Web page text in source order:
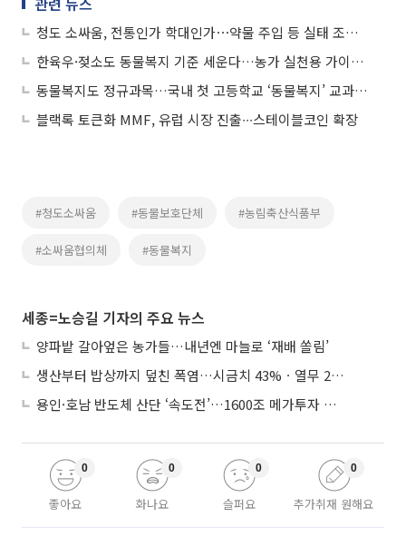
청도 소싸움, 전통인가 학대인가⋯약물 주입 등 실태 조사 진행
한육우·젖소도 동물복지 기준 세운다…농가 실천용 가이드라인 배포
동물복지도 정규과목…국내 첫 고등학교 ‘동물복지’ 교과서 나온다
블랙록 토큰화 MMF, 유럽 시장 진출∙∙∙스테이블코인 확장
#청도소싸움 #동물보호단체 #농림축산식품부
#소싸움협의체 #동물복지
세종=노승길 기자의 주요 뉴스
양파밭 갈아엎은 농가들…내년엔 마늘로 ‘재배 쏠림’
생산부터 밥상까지 덮친 폭염…시금치 43%ㆍ열무 28% 급등
용인·호남 반도체 산단 ‘속도전’…1600조 메가투자 이행 총력
좋아요
0
화나요
0
슬퍼요
0
추가취재 원해요
0